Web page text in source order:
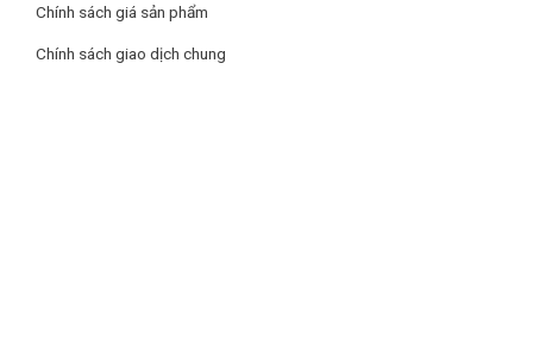
Chính sách giá sản phẩm
Chính sách giao dịch chung